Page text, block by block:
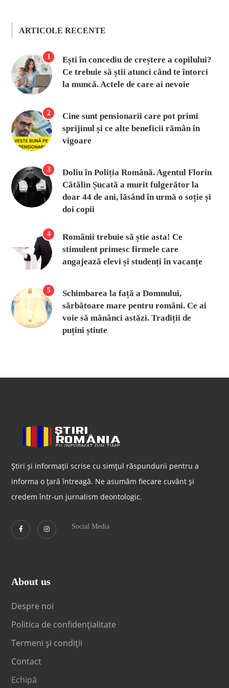
ARTICOLE RECENTE
1
Ești în concediu de creștere a copilului?
Ce trebuie să știi atunci când te întorci
la muncă. Actele de care ai nevoie
2
Cine sunt pensionarii care pot primi
sprijinul și ce alte beneficii rămân în
vigoare
3
Doliu în Poliția Română. Agentul Florin
Cătălin Șucată a murit fulgerător la
doar 44 de ani, lăsând în urmă o soție și
doi copii
4
Românii trebuie să știe asta! Ce
stimulent primesc firmele care
angajează elevi și studenți în vacanțe
5
Schimbarea la față a Domnului,
sărbătoare mare pentru români. Ce ai
voie să mânânci astăzi. Tradiții de
puțini știute
Știri și informații scrise cu simțul răspundurii pentru a
informa o țară întreagă. Ne asumăm fiecare cuvânt și
credem într-un jurnalism deontologic.
Social Media
About us
Despre noi
Politica de confidențialitate
Termeni și condiții
Contact
Echipă